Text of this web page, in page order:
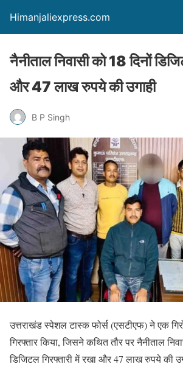
Himanjaliexpress.com
नैनीताल निवासी को 18 दिनों
और 47 लाख रुपये की उगाही
B P Singh
उत्तराखंड स्पेशल टास्क फोर्स (एसटीएफ) ने एक
गिरफ्तार किया, जिसने कथित तौर पर नैनीताल
डिजिटल गिरफ्तारी में रखा और 47 लाख रुपये की